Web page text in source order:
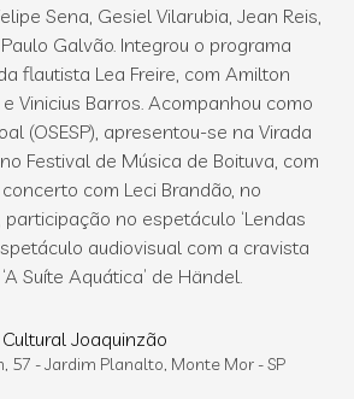
Sena, Gesiel Vilarubia, Jean Reis,
Galvão. Integrou o programa
flautista Lea Freire, com Amilton
Vinicius Barros. Acompanhou como
(OSESP), apresentou-se na Virada
Festival de Música de Boituva, com
com Leci Brandão, no
no espetáculo ‘Lendas
audiovisual com a cravista
Suíte Aquática’ de Händel.
Joaquinzão
57 - Jardim Planalto, Monte Mor - SP